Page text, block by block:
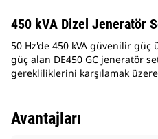
450 kVA Dizel Jeneratör
50 Hz'de 450 kVA güvenilir
güç alan DE450 GC jeneratör
gerekliliklerini karşılamak üzere
Avantajları